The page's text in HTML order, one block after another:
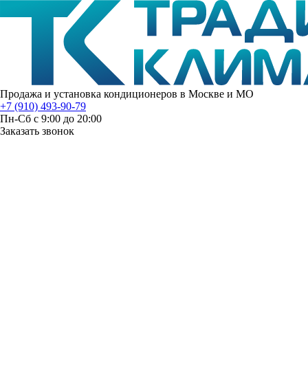
Продажа и установка кондиционеров в Москве и МО
+7 (910) 493-90-79
Пн-Сб с 9:00 до 20:00
Заказать звонок